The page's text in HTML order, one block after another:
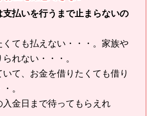
支払いを行うまで止まらないの
くても払えない・・・。家族や
れない・・・。
て、お金を借りたくても借り
。
入金日まで待ってもらえれ